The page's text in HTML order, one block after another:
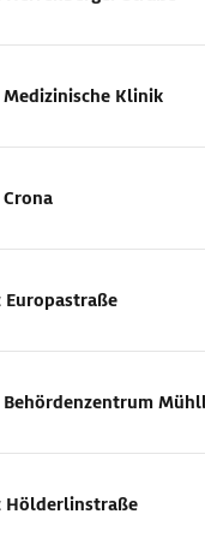
Medizinische Klinik
Europastraße
Hölderlinstraße